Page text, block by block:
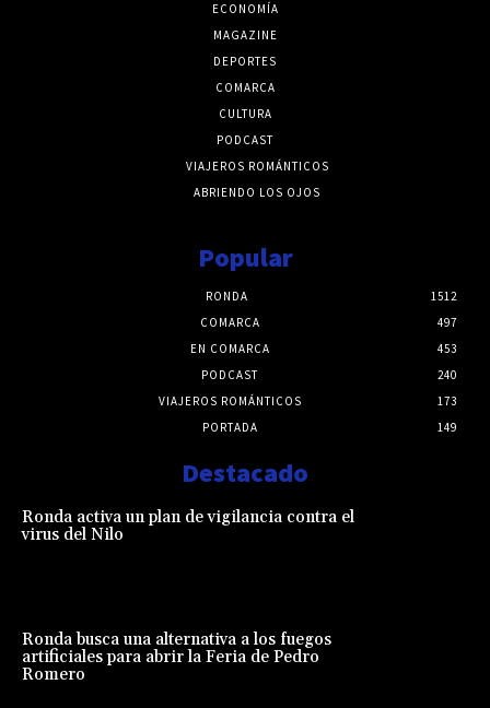
ECONOMÍA
MAGAZINE
DEPORTES
COMARCA
CULTURA
PODCAST
VIAJEROS ROMÁNTICOS
ABRIENDO LOS OJOS
Popular
RONDA
1512
COMARCA
497
EN COMARCA
453
PODCAST
240
VIAJEROS ROMÁNTICOS
173
PORTADA
149
Destacado
Ronda activa un plan de vigilancia contra el
virus del Nilo
Ronda busca una alternativa a los fuegos
artificiales para abrir la Feria de Pedro
Romero